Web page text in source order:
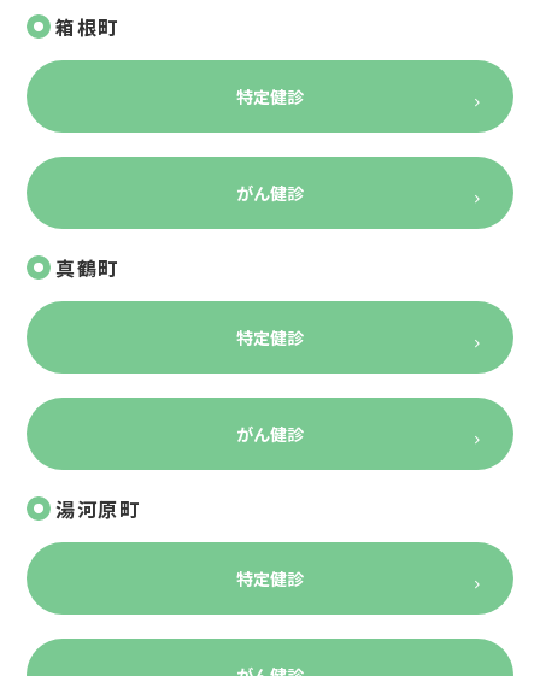
箱根町
特定健診
がん健診
真鶴町
特定健診
がん健診
湯河原町
特定健診